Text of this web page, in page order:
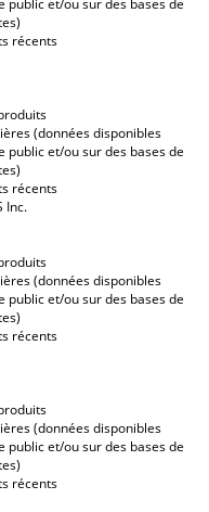
récents
(données disponibles
public et/ou sur des bases de
récents
Inc.
(données disponibles
public et/ou sur des bases de
récents
(données disponibles
public et/ou sur des bases de
récents